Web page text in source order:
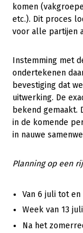
Over LTO
LTO
Bestuur en
Jaarverslag
Vacatures
Pers
Contact
komen
etc.). Dit proces
voor alle partijen
Instemming met
ondertekenen
bevestiging dat
uitwerking. De
bekend gemaakt.
in de komende
in nauwe
Planning op een
Van 6 juli tot
Week van 13
Na het